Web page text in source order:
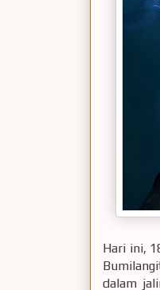
Hari ini,
dalam